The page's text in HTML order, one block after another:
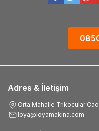
Adres & İletişim
Orta Mahalle Trikocular
loya@loyamakina.com